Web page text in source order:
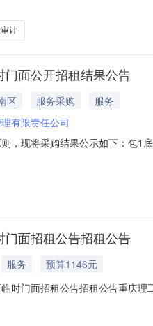
：总价专业领域：审计服务）包
计
面公开招租结果公告
区 服务采购
服务
有限责任公司
，现将采购结果公示如下：包1
标的描述：重庆市巴南区红光大
面招租公告招租公告
服务
预算1146元
时门面招租公告招租公告重庆
赁时长底价小计(元)目录：其